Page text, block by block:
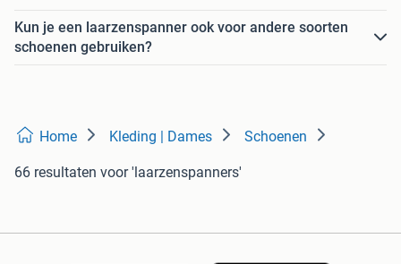
Kun je een laarzenspanner ook voor andere soorten
schoenen gebruiken?
Home Kleding | Dames Schoenen
66 resultaten voor 'laarzenspanners'